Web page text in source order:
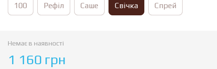
100 Рефіл Саше Свічка Спрей
Немає в наявності
1 160 грн